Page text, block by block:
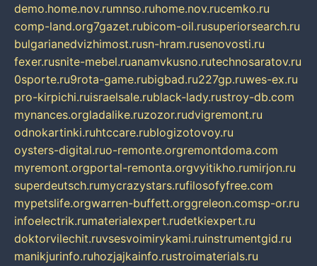
demo.home.nov.rumnso.ruhome.nov.rucemko.ru
comp-land.org7gazet.rubicom-oil.rusuperiorsearch.ru
bulgarianedvizhimost.rusn-hram.rusenovosti.ru
fexer.rusnite-mebel.ruanamvkusno.rutechnosaratov.ru
0sporte.ru9rota-game.rubigbad.ru227gp.ruwes-ex.ru
pro-kirpichi.ruisraelsale.rublack-lady.rustroy-db.com
mynances.orgladalike.ruzozor.rudvigremont.ru
odnokartinki.ruhtccare.rublogizotovoy.ru
oysters-digital.ruo-remonte.orgremontdoma.com
myremont.orgportal-remonta.orgvyitikho.rumirjon.ru
superdeutsch.rumycrazystars.rufilosofyfree.com
mypetslife.orgwarren-buffett.orggreleon.comsp-or.ru
infoelectrik.rumaterialexpert.rudetkiexpert.ru
doktorvilechit.ruvsesvoimirykami.ruinstrumentgid.ru
manikjurinfo.ruhozjajkainfo.rustroimaterials.ru